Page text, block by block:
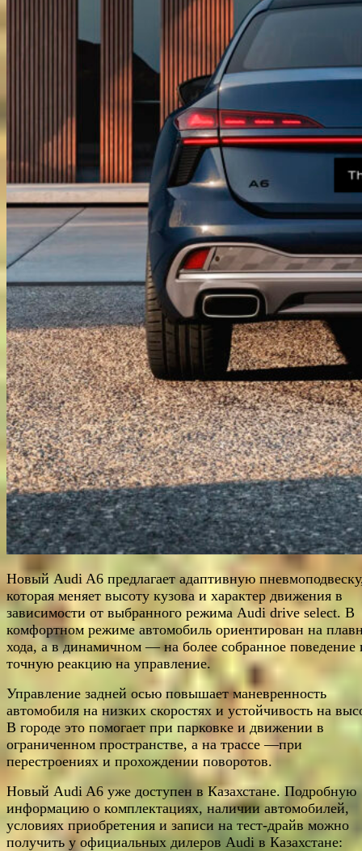
Новый Audi A6 предлагает адаптивную
которая меняет высоту кузова и характер движения в
зависимости от выбранного режима Audi drive select. В
комфортном режиме автомобиль ориентирован на
хода, а в динамичном — на более собранное поведение
точную реакцию на управление.
Управление задней осью повышает маневренность
автомобиля на низких скоростях и устойчивость на
В городе это помогает при парковке и движении в
ограниченном пространстве, а на трассе —при
перестроениях и прохождении поворотов.
Новый Audi A6 уже доступен в Казахстане. Подробную
информацию о комплектациях, наличии автомобилей,
условиях приобретения и записи на тест-драйв можно
получить у официальных дилеров Audi в Казахстане: